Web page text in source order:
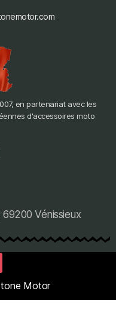
en partenariat avec les
d'accessoires moto
Vénissieux
Motor